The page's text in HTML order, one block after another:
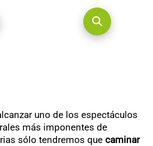
uno de los espectáculos
más imponentes de
sólo tendremos que caminar